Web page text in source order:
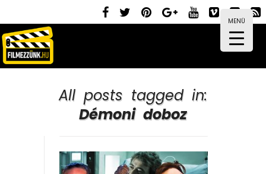
MENÜ
All posts tagged in:
Démoni doboz